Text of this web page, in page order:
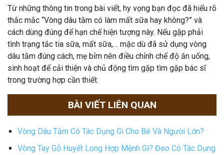
Từ những thông tin trong bài viết, hy vọng bạn đọc đã hiểu rõ
thắc mắc “Vòng dâu tằm có làm mất sữa hay không?” và
cách dùng đúng để hạn chế hiện tượng này. Nếu gặp phải
tình trạng tắc tia sữa, mất sữa,… mặc dù đã sử dụng vòng
dâu tằm đúng cách, mẹ bỉm nên điều chỉnh chế độ ăn uống,
sinh hoạt để cải thiện và chủ động tìm gặp tìm gặp bác sĩ
trong trường hợp cần thiết.
BÀI VIẾT LIÊN QUAN
Vòng Dâu Tằm Có Tác Dụng Gì Cho Bé Và Người Lớn?
Vòng Tay Gỗ Huyết Long Hợp Mệnh Gì? Đeo Có Tác Dụng